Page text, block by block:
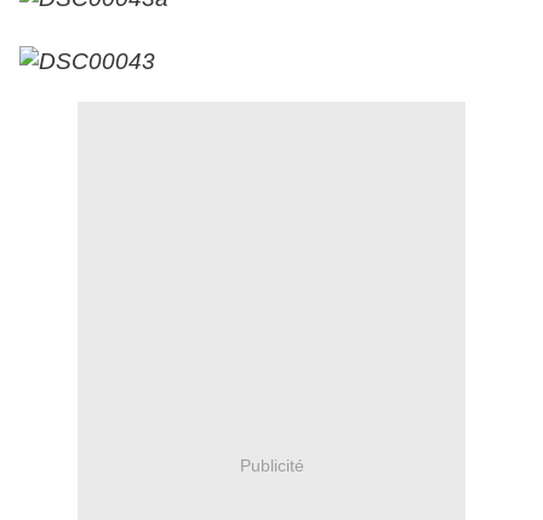
Publicité